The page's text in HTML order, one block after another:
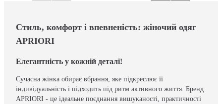
Стиль, комфорт і впевненість: жіночий одяг
APRIORI
Елегантність у кожній деталі!
Сучасна жінка обирає вбрання, яке підкреслює її
індивідуальність і підходить під ритм активного життя. Бренд
APRIORI - це ідеальне поєднання вишуканості, практичності